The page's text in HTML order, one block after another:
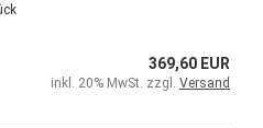
369,60 EUR
inkl. 20% MwSt. zzgl. Versand